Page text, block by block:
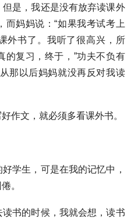
是，我还是没有放弃读课外
而妈妈说：“如果我考试考上
外书了。我听了很高兴，所
的复习，终于，”功夫不负有
那以后妈妈就没再反对我读
作文，就必须多看课外书。
学生，可是在我的记忆中，
。
书的时候，我就会想，读书